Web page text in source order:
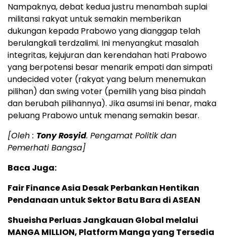
Nampaknya, debat kedua justru menambah suplai
militansi rakyat untuk semakin memberikan
dukungan kepada Prabowo yang dianggap telah
berulangkali terdzalimi. Ini menyangkut masalah
integritas, kejujuran dan kerendahan hati Prabowo
yang berpotensi besar menarik empati dan simpati
undecided voter (rakyat yang belum menemukan
pilihan) dan swing voter (pemilih yang bisa pindah
dan berubah pilihannya). Jika asumsi ini benar, maka
peluang Prabowo untuk menang semakin besar.
[Oleh : Tony Rosyid. Pengamat Politik dan
Pemerhati Bangsa]
Baca Juga:
Fair Finance Asia Desak Perbankan Hentikan
Pendanaan untuk Sektor Batu Bara di ASEAN
Shueisha Perluas Jangkauan Global melalui
MANGA MILLION, Platform Manga yang Tersedia